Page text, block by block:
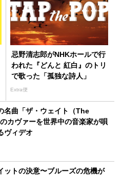
忌野清志郎がNHKホールで行
われた『どんと 紅白』のトリ
で歌った「孤独な詩人」
Extra便
名曲「ザ・ウェイト（The
カヴァーを世界中の音楽家が唄
ヴィデオ
ットの決意〜ブルーズの危機が